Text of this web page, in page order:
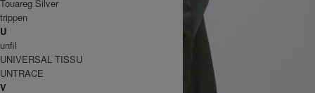
Touareg Silver
trippen
U
unfil
UNIVERSAL TISSU
UNTRACE
V